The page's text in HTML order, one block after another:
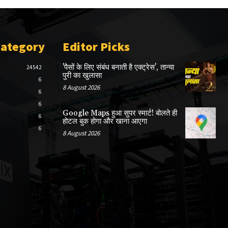
24542
6
6
6
6
6
Editor Picks
'पैसों के लिए संबंध बनाती है एक्ट्रेस', तान्या
पुरी का खुलासा
8 August 2026
Google Maps हुआ सुपर स्मार्ट! बोलते ही
होटल बुक होगा और खाना आएगा
8 August 2026